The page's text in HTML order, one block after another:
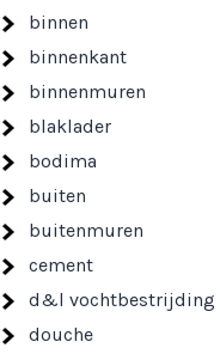
binnen
binnenkant
binnenmuren
blaklader
bodima
buiten
buitenmuren
cement
d&l vochtbestrijding
douche